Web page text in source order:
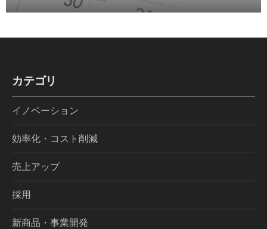
カテゴリ
イノベーション
効率化・コスト削減
売上アップ
採用
新商品・事業開発